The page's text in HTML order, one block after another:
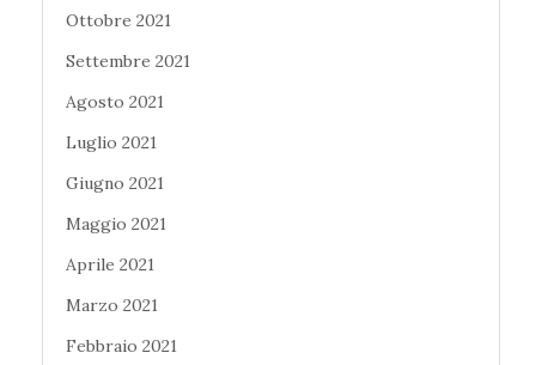
Ottobre 2021
Settembre 2021
Agosto 2021
Luglio 2021
Giugno 2021
Maggio 2021
Aprile 2021
Marzo 2021
Febbraio 2021